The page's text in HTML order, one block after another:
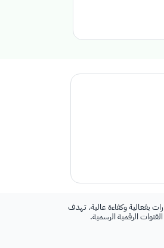
بفعالية وكفاءة عالية. تهدف
الرقمية الرسمية.